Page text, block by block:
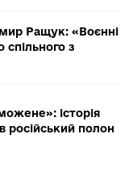
Ращук: «Воєнні
з
історія
російський полон